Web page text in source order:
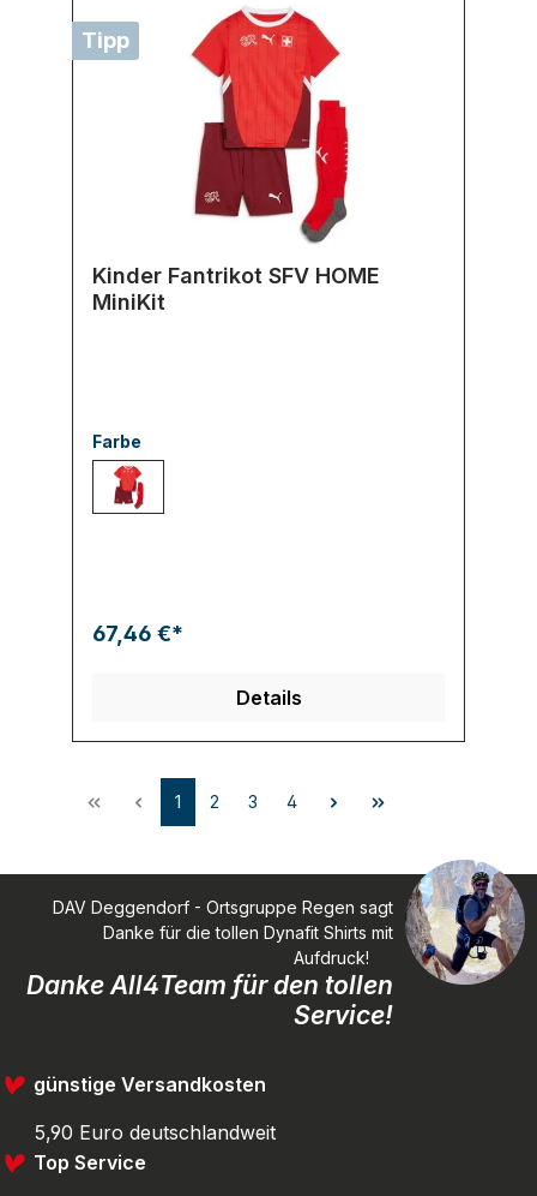
Tipp
Kinder Fantrikot SFV HOME
MiniKit
Farbe
001 PUMA RED-TEAM REGAL RED
67,46 €*
Details
1 2 3 4
DAV Deggendorf - Ortsgruppe Regen sagt
Danke für die tollen Dynafit Shirts mit
Aufdruck!
Danke All4Team für den tollen
Service!
günstige Versandkosten
5,90 Euro deutschlandweit
Top Service